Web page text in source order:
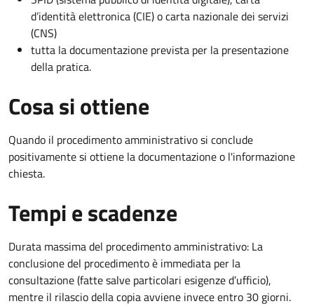
d’identità elettronica (CIE) o carta nazionale dei servizi
(CNS)
tutta la documentazione prevista per la presentazione
della pratica.
Cosa si ottiene
Quando il procedimento amministrativo si conclude
positivamente si ottiene la documentazione o l'informazione
chiesta.
Tempi e scadenze
Durata massima del procedimento amministrativo: La
conclusione del procedimento è immediata per la
consultazione (fatte salve particolari esigenze d’ufficio),
mentre il rilascio della copia avviene invece entro 30 giorni.